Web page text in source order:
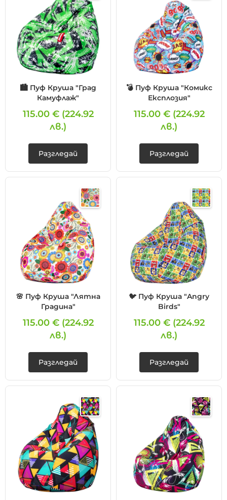
🏙️ Пуф Круша "Град
Камуфлаж"
115.00 € (224.92
лв.)
Разгледай
💣 Пуф Круша "Комикс
Експлозия"
115.00 € (224.92
лв.)
Разгледай
🌸 Пуф Круша "Лятна
Градина"
115.00 € (224.92
лв.)
Разгледай
🐦 Пуф Круша "Angry
Birds"
115.00 € (224.92
лв.)
Разгледай